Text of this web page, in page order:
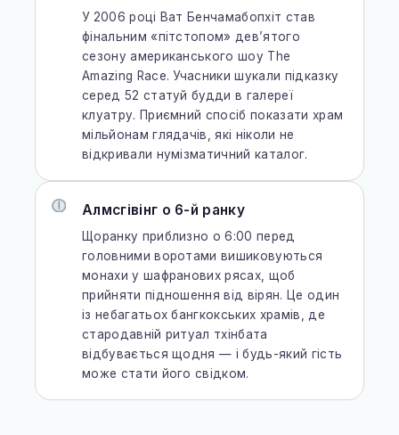
У 2006 році Ват Бенчамабопхіт став
фінальним «пітстопом» дев’ятого
сезону американського шоу The
Amazing Race. Учасники шукали підказку
серед 52 статуй будди в галереї
клуатру. Приємний спосіб показати храм
мільйонам глядачів, які ніколи не
відкривали нумізматичний каталог.
Алмсгівінг о 6-й ранку
Щоранку приблизно о 6:00 перед
головними воротами вишиковуються
монахи у шафранових рясах, щоб
прийняти підношення від вірян. Це один
із небагатьох бангкокських храмів, де
стародавній ритуал тхінбата
відбувається щодня — і будь-який гість
може стати його свідком.